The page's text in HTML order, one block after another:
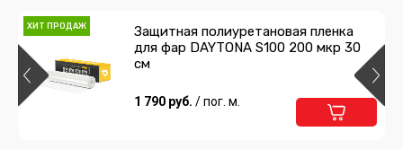
ХИТ ПРОДАЖ
Защитная полиуретановая пленка
для фар DAYTONA S100 200 мкр 30
см
1 790 руб. / пог. м.